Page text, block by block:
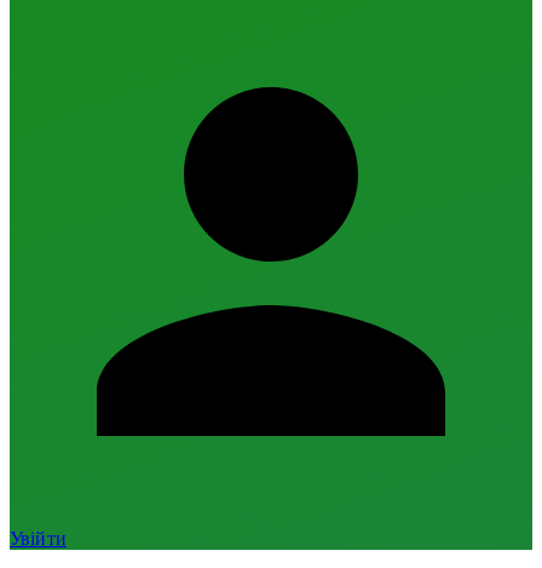
Увійти